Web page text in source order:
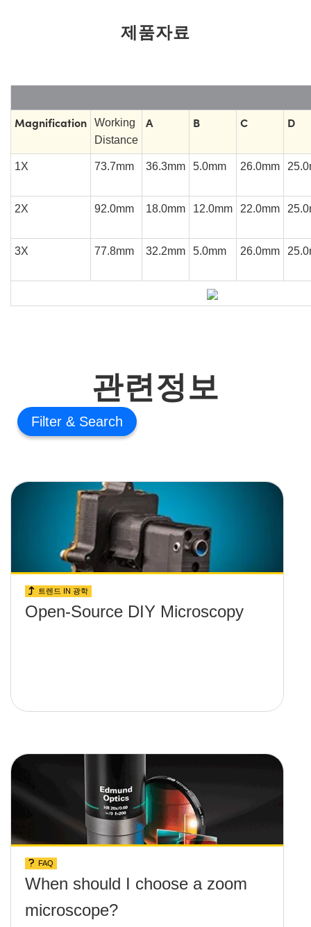
제품자료
Magnification
Working
Distance
A B C D
1X 73.7mm 36.3mm 5.0mm 26.0mm
2X 92.0mm 18.0mm 12.0mm 22.0mm
3X 77.8mm 32.2mm 5.0mm 26.0mm
관련정보
Filter
트렌드 IN 광학
Open-Source DIY Microscopy
FAQ
When should I choose a zoom
microscope?